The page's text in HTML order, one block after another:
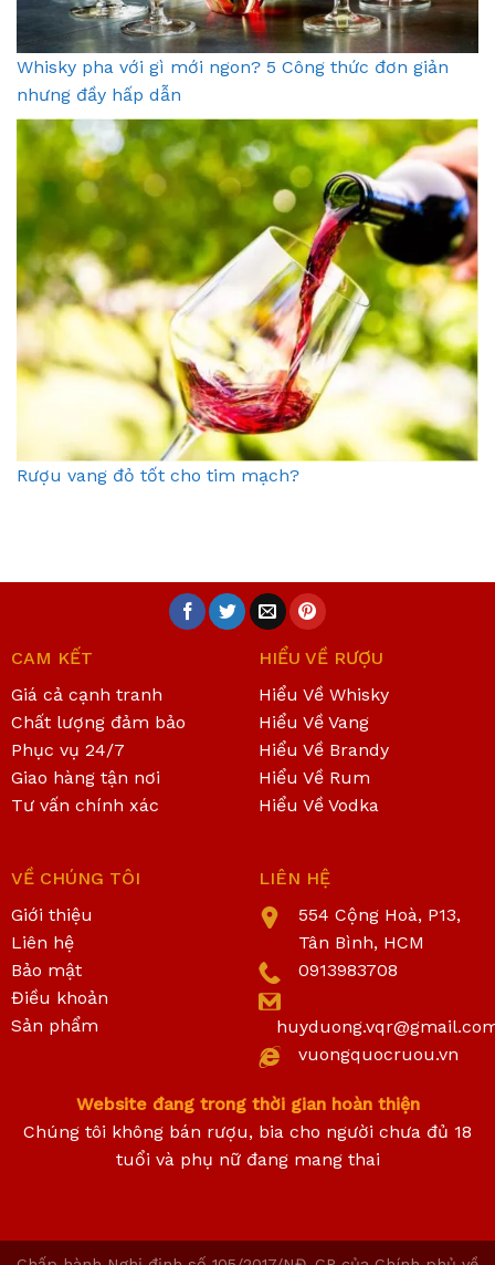
Whisky pha với gì mới ngon? 5 Công thức đơn giản
nhưng đầy hấp dẫn
Rượu vang đỏ tốt cho tim mạch?
CAM KẾT
Giá cả cạnh tranh
Chất lượng đảm bảo
Phục vụ 24/7
Giao hàng tận nơi
Tư vấn chính xác
HIỂU VỀ RƯỢU
Hiểu Về Whisky
Hiểu Về Vang
Hiểu Về Brandy
Hiểu Về Rum
Hiểu Về Vodka
VỀ CHÚNG TÔI
Giới thiệu
Liên hệ
Bảo mật
Điều khoản
Sản phẩm
LIÊN HỆ
554 Cộng Hoà, P13,
Tân Bình, HCM
0913983708
vuongquocruou.vn
Website đang trong thời gian hoàn thiện
Chúng tôi không bán rượu, bia cho người chưa đủ 18
tuổi và phụ nữ đang mang thai